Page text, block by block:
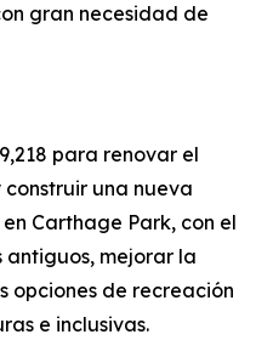
gran necesidad de
para renovar el
una nueva
Carthage Park, con el
mejorar la
opciones de recreación
e inclusivas.